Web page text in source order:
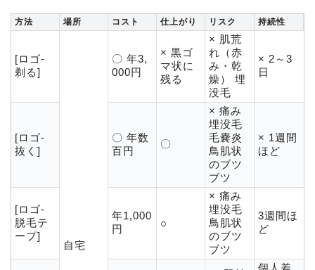
方法 場所 コスト 仕上がり リスク 持続性
[ロゴ-
剃る]
自宅
〇 年3,
000円
× 黒ゴ
マ状に
残る
× 肌荒
れ（赤
み・乾
燥） 埋
没毛
× 2～3
日
[ロゴ-
抜く]
〇 年数
百円
〇
× 痛み
埋没毛
毛嚢炎
鳥肌状
のブツ
ブツ
× 1週間
ほど
[ロゴ-
脱毛テ
ープ]
年1,000
円
○
× 痛み
埋没毛
鳥肌状
のブツ
ブツ
3週間ほ
ど
個人差